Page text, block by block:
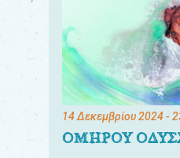
14 Δεκεμβρίου 2024-
ΟΜΗΡΟΥ